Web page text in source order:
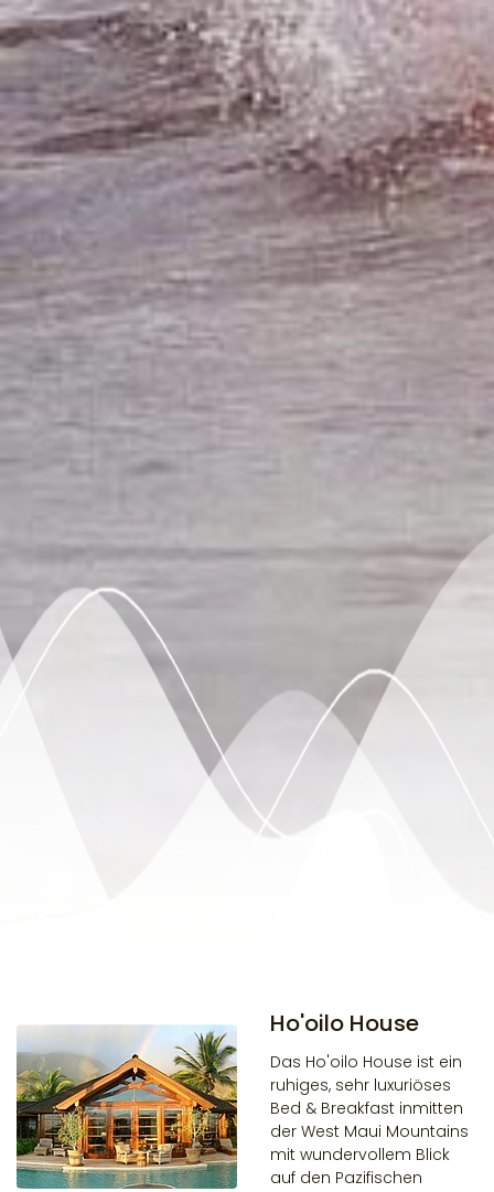
Ho'oilo House
Das Ho'oilo House ist ein
ruhiges, sehr luxuriöses
Bed & Breakfast inmitten
der West Maui Mountains
mit wundervollem Blick
auf den Pazifischen